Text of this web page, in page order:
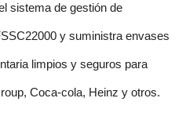
sistema de gestión de
y suministra envases
limpios y seguros para
Coca-cola, Heinz y otros.